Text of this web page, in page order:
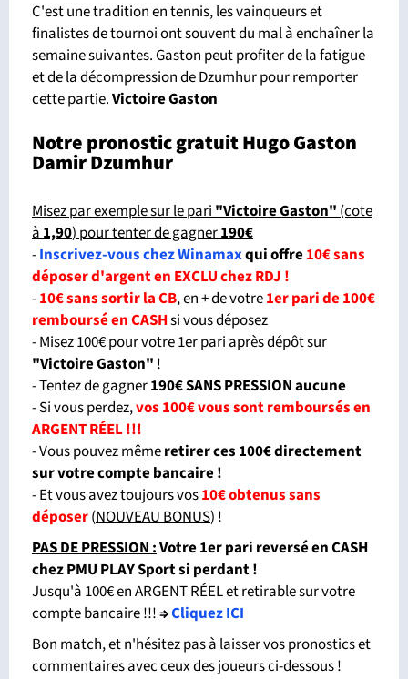
C'est une tradition en tennis, les vainqueurs et
finalistes de tournoi ont souvent du mal à enchaîner la
semaine suivantes. Gaston peut profiter de la fatigue
et de la décompression de Dzumhur pour remporter
cette partie.Victoire Gaston
Notre pronostic gratuit Hugo Gaston
Damir Dzumhur
Misez par exemple sur le pari"Victoire Gaston"(cote
à1,90) pour tenter de gagner190€
-Inscrivez-vous chez Winamaxqui offre10€ sans
déposer d'argent en EXCLU chez RDJ !
-10€ sans sortir la CB, en + de votre1er pari de 100€
remboursé en CASHsi vous déposez
- Misez 100€ pour votre 1er pari après dépôt sur
"Victoire Gaston" !
- Tentez de gagner190€ SANS PRESSION aucune
- Si vous perdez,vos 100€ vous sont remboursés en
ARGENT RÉEL !!!
- Vous pouvez mêmeretirer ces 100€ directement
sur votre compte bancaire !
- Et vous avez toujours vos10€ obtenus sans
déposer(NOUVEAU BONUS) !
PAS DE PRESSION :Votre 1er pari reversé en CASH
chez PMU PLAY Sport si perdant!
Jusqu'à 100€ en ARGENT RÉEL et retirable sur votre
compte bancaire !!!⇒Cliquez ICI
Bon match, et n'hésitez pas à laisser vos pronostics et
commentaires avec ceux des joueurs ci-dessous !